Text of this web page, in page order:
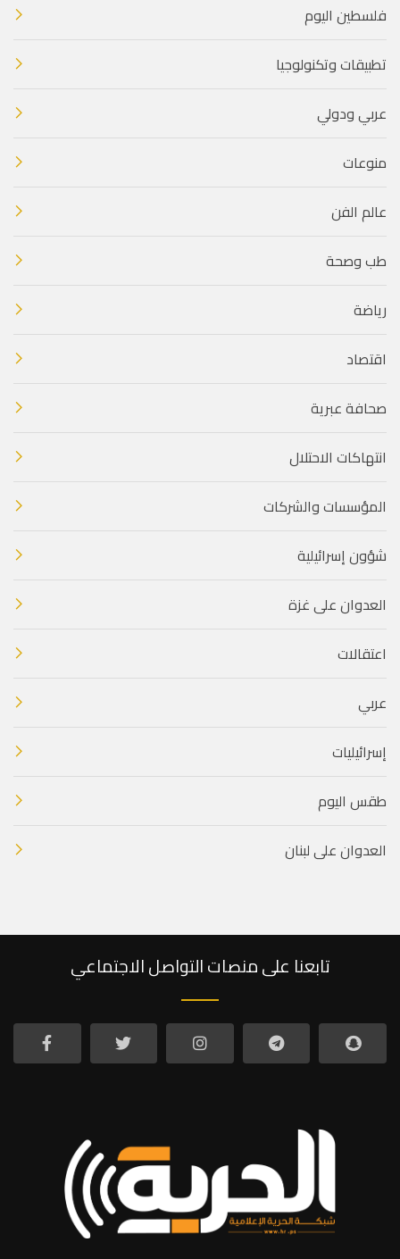
فلسطين اليوم
تطبيقات وتكنولوجيا
عربي ودولي
منوعات
عالم الفن
طب وصحة
رياضة
اقتصاد
صحافة عبرية
انتهاكات الاحتلال
المؤسسات والشركات
شؤون إسرائيلية
العدوان على غزة
اعتقالات
عربي
إسرائيليات
طقس اليوم
العدوان على لبنان
تابعنا على منصات التواصل الاجتماعي